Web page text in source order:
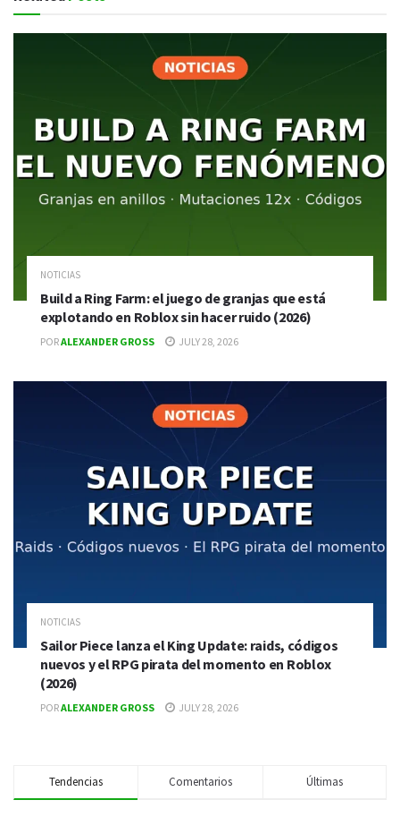
NOTICIAS
Build a Ring Farm: el juego de granjas que está
explotando en Roblox sin hacer ruido (2026)
PORALEXANDER GROSS JULY 28, 2026
NOTICIAS
Sailor Piece lanza el King Update: raids, códigos
nuevos y el RPG pirata del momento en Roblox
(2026)
PORALEXANDER GROSS JULY 28, 2026
Tendencias Comentarios Últimas